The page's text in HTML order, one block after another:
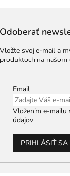
Odoberať
Vložte svoj e-mail a
produktoch na našom
Email
Vložením e-mailu
údajov
PRIHLÁSIŤ SA